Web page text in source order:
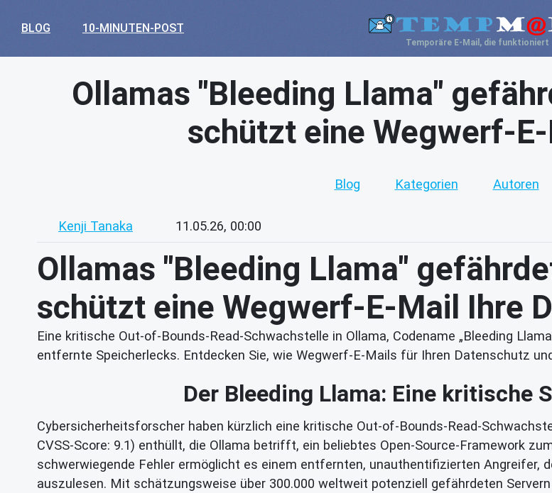
BLOG 10-MINUTEN-POST
Temporäre E-Mail, die funktioniert
Ollamas "Bleeding Llama"
schützt eine Wegwerf-
Blog Kategorien Autoren
Kenji Tanaka 11.05.26, 00:00
Ollamas "Bleeding Llama"
schützt eine Wegwerf-E-Mail Ihre
Eine kritische Out-of-Bounds-Read-Schwachstelle in Ollama, Codename „Bleeding
entfernte Speicherlecks. Entdecken Sie, wie Wegwerf-E-Mails für Ihren Datenschutz
Der Bleeding Llama: Eine kritische
Cybersicherheitsforscher haben kürzlich eine kritische Out-of-Bounds-Read-
CVSS-Score: 9.1) enthüllt, die Ollama betrifft, ein beliebtes Open-Source-Framework
schwerwiegende Fehler ermöglicht es einem entfernten, unauthentifizierten
auszulesen. Mit schätzungsweise über 300.000 weltweit potenziell gefährdeten